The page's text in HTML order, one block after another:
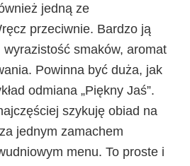
jedną ze
przeciwnie. Bardzo ją
wyrazistość smaków, aromat
Powinna być duża, jak
odmiana „Piękny Jaś”.
szykuję obiad na
jednym zamachem
menu. To proste i